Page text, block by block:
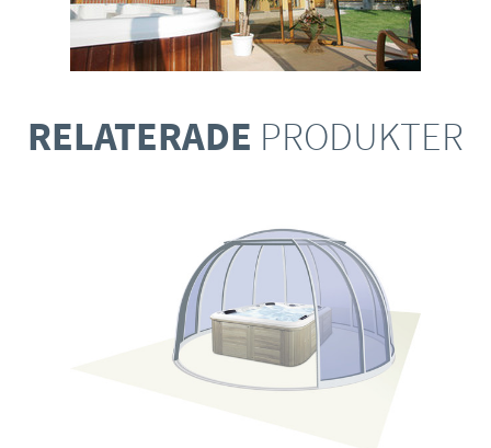
RELATERADE PRODUKTER